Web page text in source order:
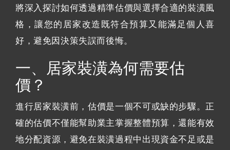
將深入探討如何透過精準估價與選擇合適的裝潢風
格，讓您的居家改造既符合預算又能滿足個人喜
好，避免因決策失誤而後悔。
一、居家裝潢為何需要估
價？
進行居家裝潢前，估價是一個不可或缺的步驟。正
確的估價不僅能幫助業主掌握整體預算，還能有效
地分配資源，避免在裝潢過程中出現資金不足或是